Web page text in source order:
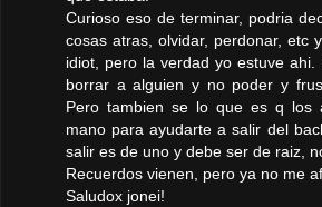
Curioso eso de terminar, podria
cosas atras, olvidar, perdonar, etc
idiot, pero la verdad yo estuve
borrar a alguien y no poder y
Pero tambien se lo que es q los
mano para ayudarte a salir del
salir es de uno y debe ser de raiz,
Recuerdos vienen, pero ya no me
Saludox jonei!